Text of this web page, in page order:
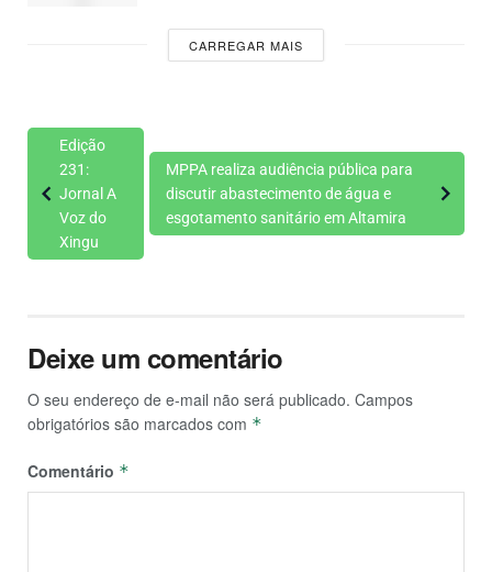
CARREGAR MAIS
Edição
231:
Jornal A
Voz do
Xingu
MPPA realiza audiência pública para
discutir abastecimento de água e
esgotamento sanitário em Altamira
Deixe um comentário
O seu endereço de e-mail não será publicado. Campos
obrigatórios são marcados com *
Comentário *